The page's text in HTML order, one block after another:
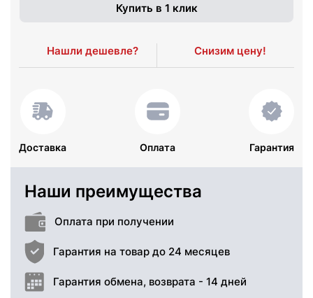
Купить в 1 клик
Нашли дешевле? Снизим цену!
Доставка Оплата Гарантия
Наши преимущества
Оплата при получении
Гарантия на товар до 24 месяцев
Гарантия обмена, возврата - 14 дней